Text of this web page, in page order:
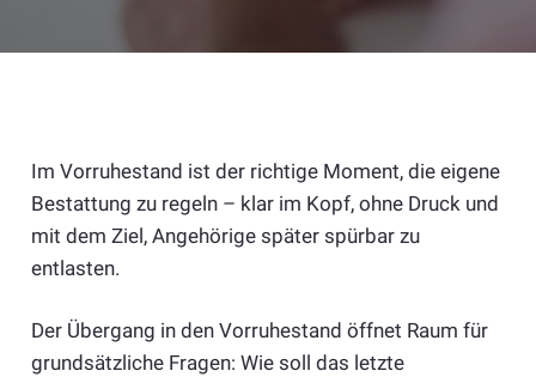
Im Vorruhestand ist der richtige Moment, die eigene
Bestattung zu regeln – klar im Kopf, ohne Druck und
mit dem Ziel, Angehörige später spürbar zu
entlasten.
Der Übergang in den Vorruhestand öffnet Raum für
grundsätzliche Fragen: Wie soll das letzte